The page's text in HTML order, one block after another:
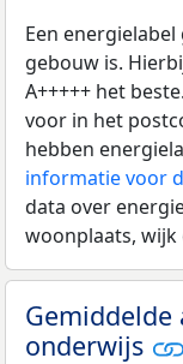
Een
gebouw is.
A+++++ het
voor in het
hebben
informatie voor
data over
woonplaats, wijk
Gemiddelde
onderwijs